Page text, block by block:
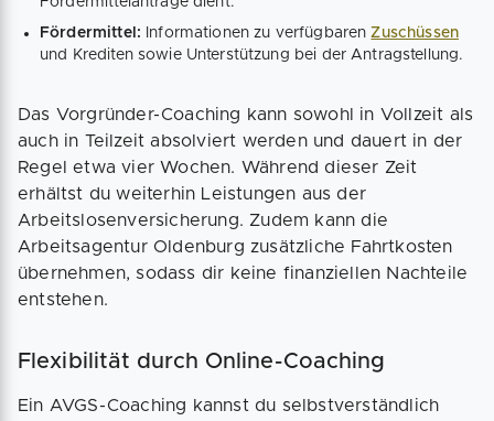
Fördermittel: Informationen zu verfügbarenZuschüssen
und Krediten sowie Unterstützung bei der Antragstellung.
Das Vorgründer-Coaching kann sowohl in Vollzeit als
auch in Teilzeit absolviert werden und dauert in der
Regel etwa vier Wochen. Während dieser Zeit
erhältst du weiterhin Leistungen aus der
Arbeitslosenversicherung. Zudem kann die
Arbeitsagentur Oldenburg zusätzliche Fahrtkosten
übernehmen, sodass dir keine finanziellen Nachteile
entstehen.
Flexibilität durch Online-Coaching
Ein AVGS-Coaching kannst du selbstverständlich